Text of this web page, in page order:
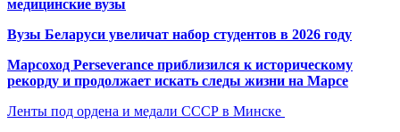
медицинские вузы
Вузы Беларуси увеличат набор студентов в 2026 году
Марсоход Perseverance приблизился к историческому
рекорду и продолжает искать следы жизни на Марсе
Ленты под ордена и медали СССР в Минске